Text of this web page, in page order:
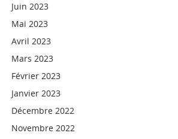
Juin 2023
Mai 2023
Avril 2023
Mars 2023
Février 2023
Janvier 2023
Décembre 2022
Novembre 2022